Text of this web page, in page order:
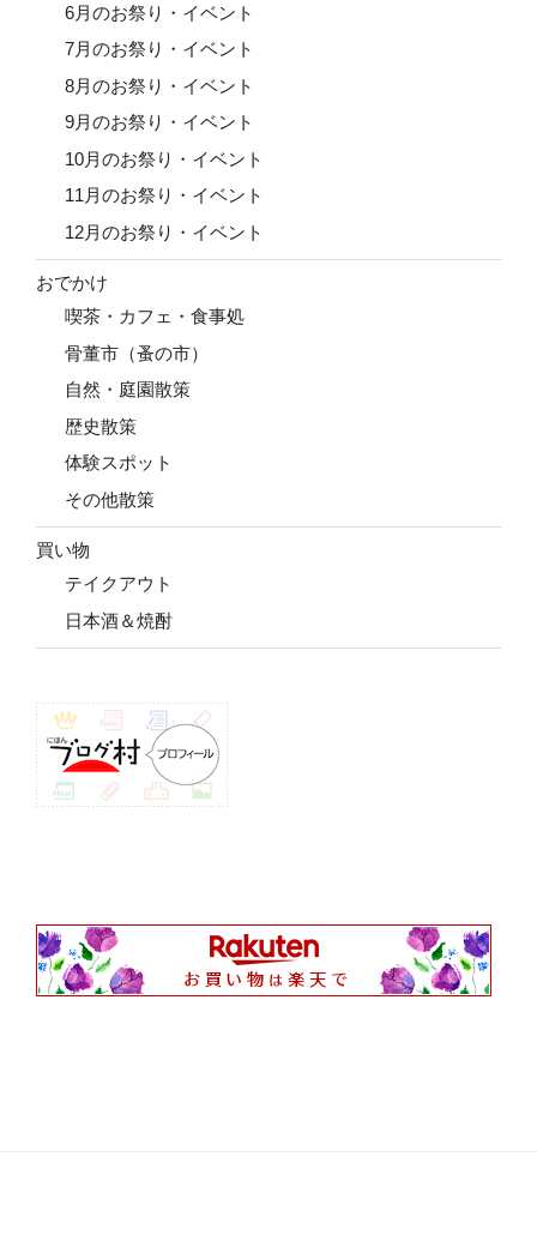
6月のお祭り・イベント
7月のお祭り・イベント
8月のお祭り・イベント
9月のお祭り・イベント
10月のお祭り・イベント
11月のお祭り・イベント
12月のお祭り・イベント
おでかけ
喫茶・カフェ・食事処
骨董市（蚤の市）
自然・庭園散策
歴史散策
体験スポット
その他散策
買い物
テイクアウト
日本酒＆焼酎